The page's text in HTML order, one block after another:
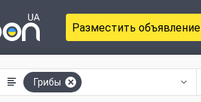
Разместить объявление
Грибы